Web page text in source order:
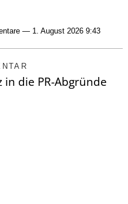
— 1. August 2026 9:43
die PR-Abgründe